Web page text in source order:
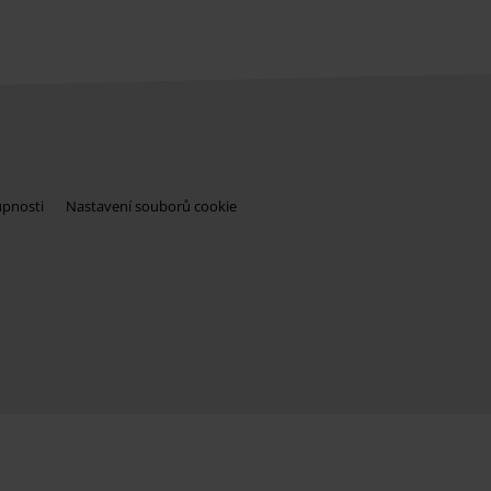
Nastavení souborů cookie